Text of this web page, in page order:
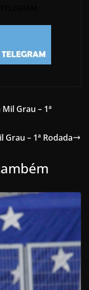
Grau – 1ª
Grau – 1ª Rodada